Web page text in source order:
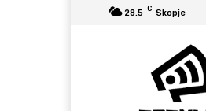
28.5 C Skopje